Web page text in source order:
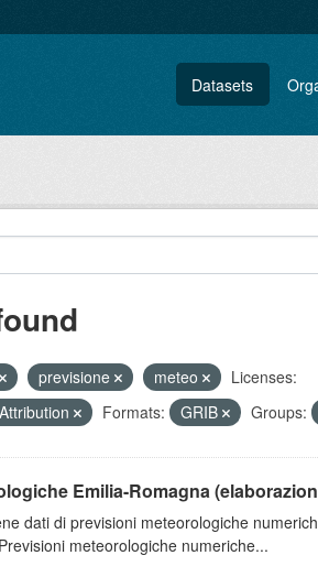
Datasets
previsione meteo
Licenses:
Formats: GRIB Groups:
Emilia-Romagna
dati di previsioni meteorologiche
meteorologiche numeriche...